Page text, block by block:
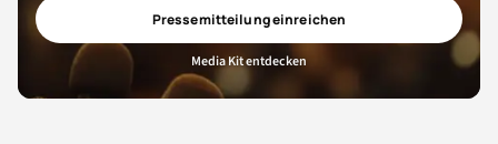
Pressemitteilung einreichen
Media Kit entdecken